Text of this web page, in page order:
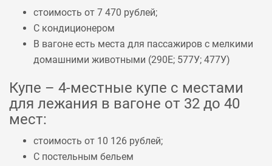
стоимость от 7 470 рублей;
С кондиционером
В вагоне есть места для пассажиров с мелкими
домашними животными (290Е; 577У; 477У)
Купе – 4-местные купе с местами
для лежания в вагоне от 32 до 40
мест:
стоимость от 10 126 рублей;
С постельным бельем